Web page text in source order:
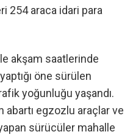
254 araca idari para
akşam saatlerinde
öne sürülen
yoğunluğu yaşandı.
abartı egzozlu araçlar ve
sürücüler mahalle